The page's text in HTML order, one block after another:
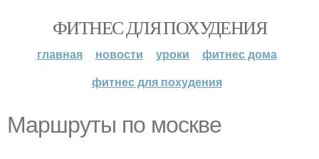
ФИТНЕС ДЛЯ ПОХУДЕНИЯ
главная новости уроки
фитнес дома
фитнес для похудения
Маршруты по москве